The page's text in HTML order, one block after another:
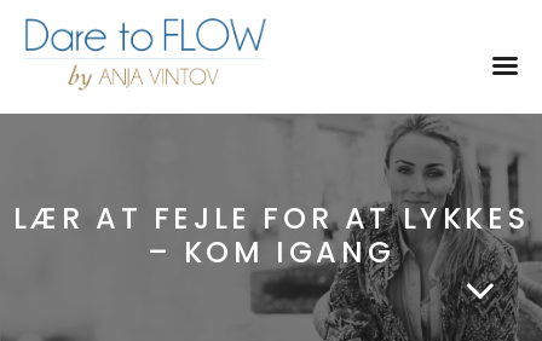
LÆR AT FEJLE FOR AT LYKKES
– KOM IGANG